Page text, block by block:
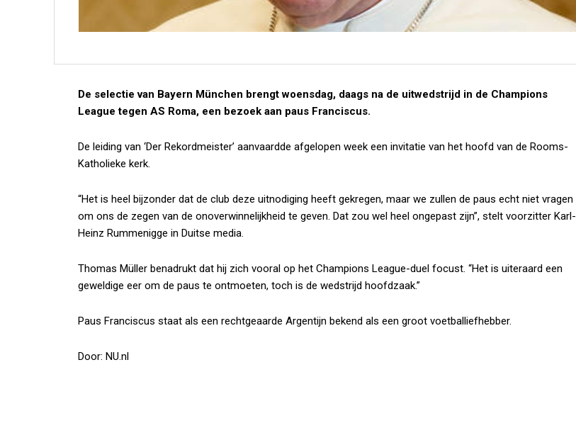
De selectie van Bayern München brengt woensdag, daags na de uitwedstrijd in de Champions
League tegen AS Roma, een bezoek aan paus Franciscus.
De leiding van ‘Der Rekordmeister’ aanvaardde afgelopen week een invitatie van het hoofd van de Rooms-
Katholieke kerk.
“Het is heel bijzonder dat de club deze uitnodiging heeft gekregen, maar we zullen de paus echt niet vragen
om ons de zegen van de onoverwinnelijkheid te geven. Dat zou wel heel ongepast zijn”, stelt voorzitter Karl-
Heinz Rummenigge in Duitse media.
Thomas Müller benadrukt dat hij zich vooral op het Champions League-duel focust. “Het is uiteraard een
geweldige eer om de paus te ontmoeten, toch is de wedstrijd hoofdzaak.”
Paus Franciscus staat als een rechtgeaarde Argentijn bekend als een groot voetballiefhebber.
Door: NU.nl